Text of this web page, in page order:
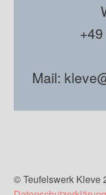
Mail:
© Teufelswerk Kleve